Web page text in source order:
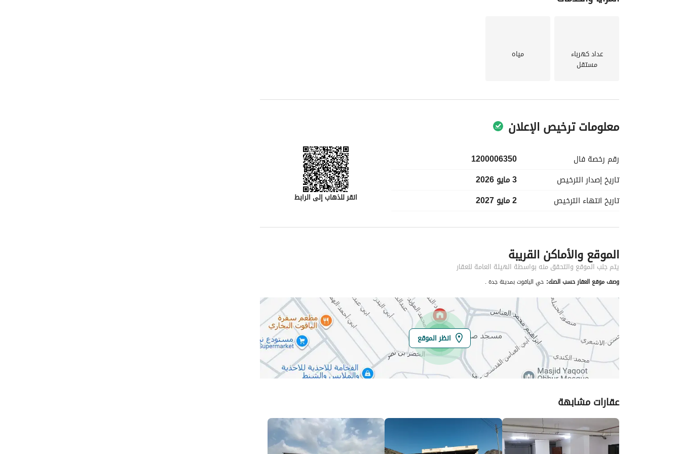
عداد كهرباء
مستقل
مياه
معلومات ترخيص الإعلان
رقم رخصة فال
1200006350
تاريخ إصدار الترخيص
3 مايو 2026
تاريخ انتهاء الترخيص 2 مايو 2027 انقر للذهاب إلى الرابط
معلومات مسؤول الإعلان
اسم المسؤول عبدالسلام سعيد علي الغامدي
الموقع
المنطقة
منطقة مكة المكرمة
المدينة
جدة
الحي
الياقوت
اسم الشارع
أبي سعد التميمي
الرمز البريدي
رقم المبنى
8218
الرقم الاضافي
3838
خط العرض
21.783786789377796
تفاصيل العقار
الموقع والأماكن القريبة
يتم جلب الموقع والتحقق منه بواسطة الهيئة العامة للعقار
وصف موقع العقار حسب الصك: حي الياقوت بمدينة جدة .
انظر الموقع
عقارات مشابهة